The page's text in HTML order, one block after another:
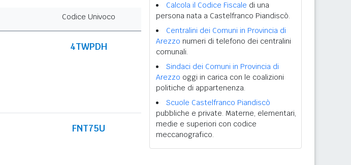
Codice Univoco
4TWPDH
FNT75U
Calcola il Codice Fiscale di una
persona nata a Castelfranco Piandiscò.
Centralini dei Comuni in Provincia di
Arezzo numeri di telefono dei centralini
comunali.
Sindaci dei Comuni in Provincia di
Arezzo oggi in carica con le coalizioni
politiche di appartenenza.
Scuole Castelfranco Piandiscò
pubbliche e private. Materne, elementari,
medie e superiori con codice
meccanografico.